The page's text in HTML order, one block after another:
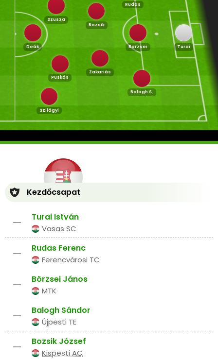
Turai
Rudas
Börzsei
Balogh S.
Bozsik
Zakariás
Szusza
Deák
Puskás
Szilágyi
Kezdőcsapat
– Turai István
Vasas SC
– Rudas Ferenc
Ferencvárosi TC
– Börzsei János
MTK
– Balogh Sándor
Újpesti TE
– Bozsik József
Kispesti AC